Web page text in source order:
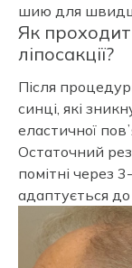
шию для
Як
ліпосакції?
Після
синці, які
еластичної
Остаточний
помітні через
адаптується